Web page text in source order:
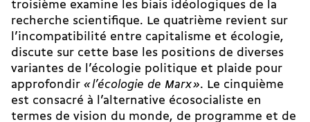
troisième examine les biais idéologiques de la
recherche scientifique. Le quatrième revient sur
l’incompatibilité entre capitalisme et écologie,
discute sur cette base les positions de diverses
variantes de l’écologie politique et plaide pour
approfondir « l’écologie de Marx ». Le cinquième
est consacré à l’alternative écosocialiste en
termes de vision du monde, de programme et de